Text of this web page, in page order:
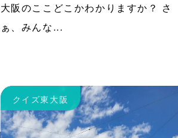
大阪のここどこかわかりますか？ さ
ぁ、みんな...
クイズ東大阪